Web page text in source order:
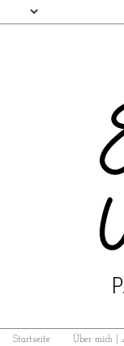
Startseite Über mich |